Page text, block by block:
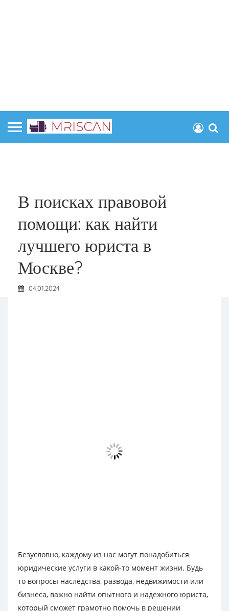
В поисках правовой
помощи: как найти
лучшего юриста в
Москве?
04.01.2024
Безусловно, каждому из нас могут понадобиться
юридические услуги в какой-то момент жизни. Будь
то вопросы наследства, развода, недвижимости или
бизнеса, важно найти опытного и надежного юриста,
который сможет грамотно помочь в решении